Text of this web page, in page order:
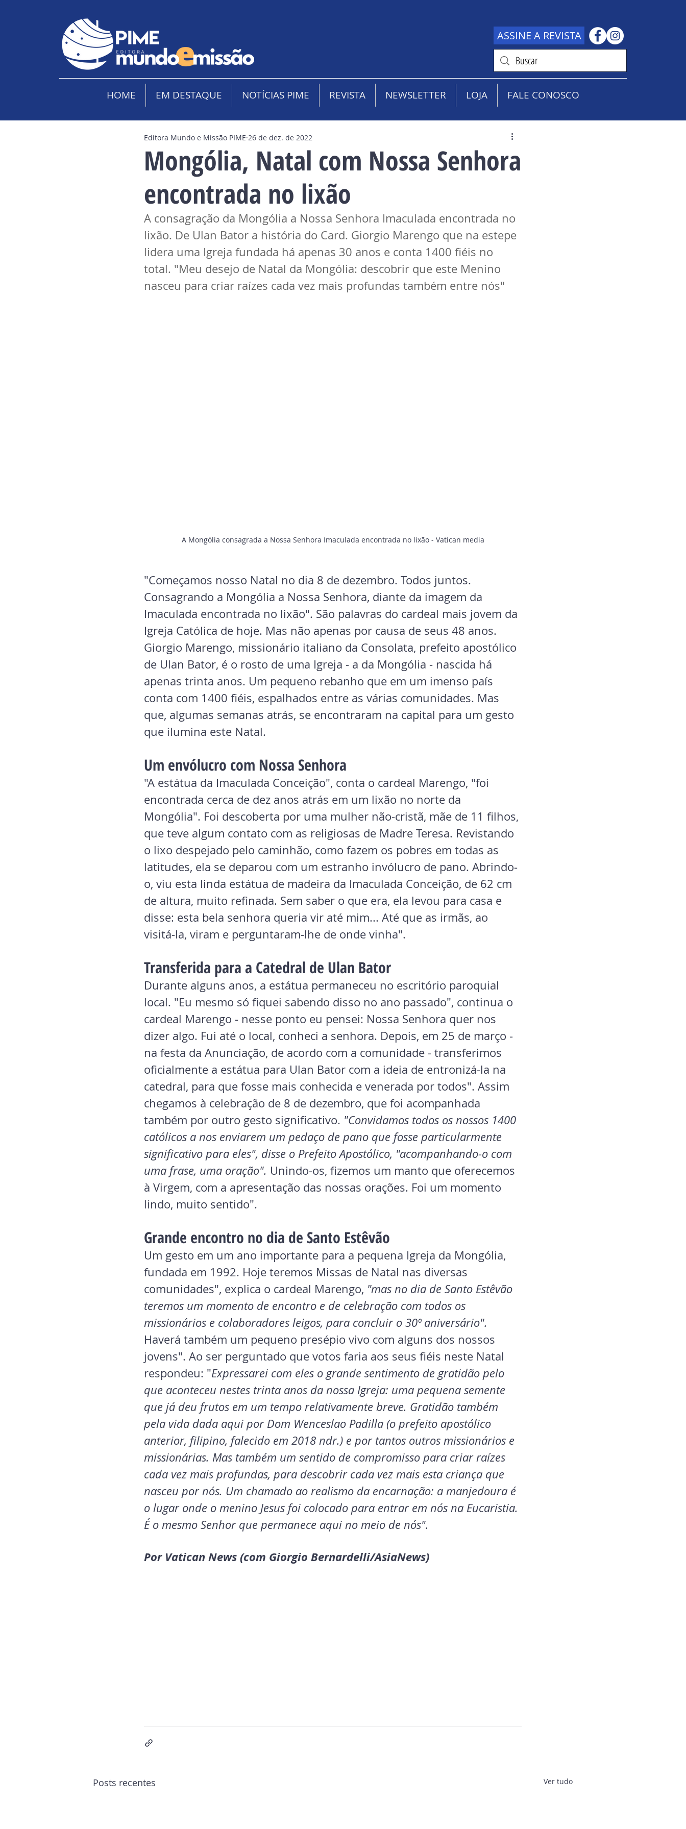
ASSINE A REVISTA
HOME EM DESTAQUE NOTÍCIAS PIME REVISTA NEWSLETTER LOJA FALE CONOSCO
Mongólia, Natal com Nossa Senhora
encontrada no lixão
Editora Mundo e Missão PIME 26 de dez. de 2022
A consagração da Mongólia a Nossa Senhora Imaculada encontrada no
lixão. De Ulan Bator a história do Card. Giorgio Marengo que na estepe
lidera uma Igreja fundada há apenas 30 anos e conta 1400 fiéis no
total. "Meu desejo de Natal da Mongólia: descobrir que este Menino
nasceu para criar raízes cada vez mais profundas também entre nós"
A Mongólia consagrada a Nossa Senhora Imaculada encontrada no lixão - Vatican media
"Começamos nosso Natal no dia 8 de dezembro. Todos juntos.
Consagrando a Mongólia a Nossa Senhora, diante da imagem da
Imaculada encontrada no lixão". São palavras do cardeal mais jovem da
Igreja Católica de hoje. Mas não apenas por causa de seus 48 anos.
Giorgio Marengo, missionário italiano da Consolata, prefeito apostólico
de Ulan Bator, é o rosto de uma Igreja - a da Mongólia - nascida há
apenas trinta anos. Um pequeno rebanho que em um imenso país
conta com 1400 fiéis, espalhados entre as várias comunidades. Mas
que, algumas semanas atrás, se encontraram na capital para um gesto
que ilumina este Natal.
Um envólucro com Nossa Senhora
"A estátua da Imaculada Conceição", conta o cardeal Marengo, "foi
encontrada cerca de dez anos atrás em um lixão no norte da
Mongólia". Foi descoberta por uma mulher não-cristã, mãe de 11 filhos,
que teve algum contato com as religiosas de Madre Teresa. Revistando
o lixo despejado pelo caminhão, como fazem os pobres em todas as
latitudes, ela se deparou com um estranho invólucro de pano. Abrindo-
o, viu esta linda estátua de madeira da Imaculada Conceição, de 62 cm
de altura, muito refinada. Sem saber o que era, ela levou para casa e
disse: esta bela senhora queria vir até mim... Até que as irmãs, ao
visitá-la, viram e perguntaram-lhe de onde vinha".
Transferida para a Catedral de Ulan Bator
Durante alguns anos, a estátua permaneceu no escritório paroquial
local. "Eu mesmo só fiquei sabendo disso no ano passado", continua o
cardeal Marengo - nesse ponto eu pensei: Nossa Senhora quer nos
dizer algo. Fui até o local, conheci a senhora. Depois, em 25 de março -
na festa da Anunciação, de acordo com a comunidade - transferimos
oficialmente a estátua para Ulan Bator com a ideia de entronizá-la na
catedral, para que fosse mais conhecida e venerada por todos". Assim
chegamos à celebração de 8 de dezembro, que foi acompanhada
também por outro gesto significativo. "Convidamos todos os nossos 1400
católicos a nos enviarem um pedaço de pano que fosse particularmente
significativo para eles", disse o Prefeito Apostólico, "acompanhando-o com
uma frase, uma oração". Unindo-os, fizemos um manto que oferecemos
à Virgem, com a apresentação das nossas orações. Foi um momento
lindo, muito sentido".
Grande encontro no dia de Santo Estêvão
Um gesto em um ano importante para a pequena Igreja da Mongólia,
fundada em 1992. Hoje teremos Missas de Natal nas diversas
comunidades", explica o cardeal Marengo, "mas no dia de Santo Estêvão
teremos um momento de encontro e de celebração com todos os
missionários e colaboradores leigos, para concluir o 30º aniversário".
Haverá também um pequeno presépio vivo com alguns dos nossos
jovens". Ao ser perguntado que votos faria aos seus fiéis neste Natal
respondeu: "Expressarei com eles o grande sentimento de gratidão pelo
que aconteceu nestes trinta anos da nossa Igreja: uma pequena semente
que já deu frutos em um tempo relativamente breve. Gratidão também
pela vida dada aqui por Dom Wenceslao Padilla (o prefeito apostólico
anterior, filipino, falecido em 2018 ndr.) e por tantos outros missionários e
missionárias. Mas também um sentido de compromisso para criar raízes
cada vez mais profundas, para descobrir cada vez mais esta criança que
nasceu por nós. Um chamado ao realismo da encarnação: a manjedoura é
o lugar onde o menino Jesus foi colocado para entrar em nós na Eucaristia.
É o mesmo Senhor que permanece aqui no meio de nós".
Por Vatican News (com Giorgio Bernardelli/AsiaNews)
Posts recentes Ver tudo